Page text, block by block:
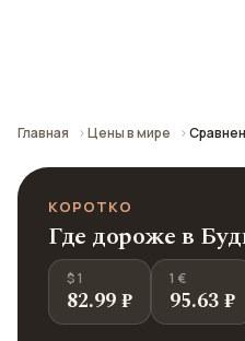
Главная Цены в мире
КОРОТКО
Где дороже в
$ 1
82.99 ₽
1 €
95.63 ₽